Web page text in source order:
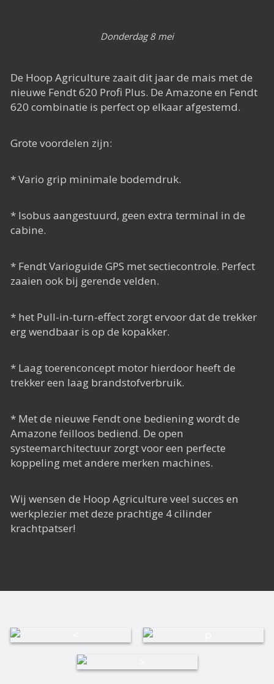
Het digitale tijdperk
Donderdag 8 mei
De Hoop Agriculture zaait dit jaar de mais met de
nieuwe Fendt 620 Profi Plus. De Amazone en Fendt
620 combinatie is perfect op elkaar afgestemd.
Grote voordelen zijn:
* Vario grip minimale bodemdruk.
* Isobus aangestuurd, geen extra terminal in de
cabine.
* Fendt Varioguide GPS met sectiecontrole. Perfect
zaaien ook bij gerende velden.
* het Pull-in-turn-effect zorgt ervoor dat de trekker
erg wendbaar is op de kopakker.
* Laag toerenconcept motor hierdoor heeft de
trekker een laag brandstofverbruik.
* Met de nieuwe Fendt one bediening wordt de
Amazone feilloos bediend. De open
systeemarchitectuur zorgt voor een perfecte
koppeling met andere merken machines.
Wij wensen de Hoop Agriculture veel succes en
werkplezier met deze prachtige 4 cilinder
krachtpatser!